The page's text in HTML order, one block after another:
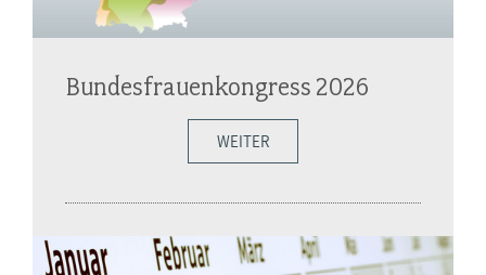
Bundesfrauenkongress 2026
WEITER